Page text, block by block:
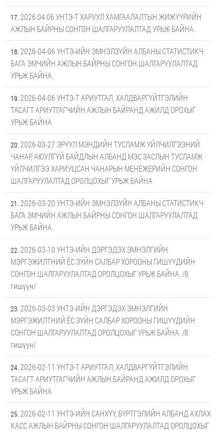
2026.04.06 УНТЭ-Т ХАРУУЛ ХАМГААЛАЛТЫН ЖИЖҮҮРИЙН
АЖЛЫН БАЙРНЫ СОНГОН ШАЛГАРУУЛАЛТАД УРЬЖ БАЙНА.
2026-04-06 УНТЭ-ИЙН ЭМНЭЛЗҮЙН АЛБАНЫ СТАТИСТИКЧ
БАГА ЭМЧИЙН АЖЛЫН БАЙРНЫ СОНГОН ШАЛГАРУУЛАЛТАД
УРЬЖ БАЙНА.
2026-04-06 УНТЭ-Т АРИУТГАЛ, ХАЛДВАРГҮЙТГЭЛИЙН
ТАСАГТ АРИУТГАГЧИЙН АЖЛЫН БАЙРАНД АЖИЛД ОРОХЫГ
УРЬЖ БАЙНА
2026-03-27 ЭРҮҮЛ МЭНДИЙН ТУСЛАМЖ ҮЙЛЧИЛГЭЭНИЙ
ЧАНАР, АЮУЛГҮЙ БАЙДЛЫН АЛБАНД МЭС ЗАСЛЫН ТУСЛАМЖ
ҮЙЛЧИЛГЭЭ ХАРИУЦСАН ЧАНАРЫН МЕНЕЖЕРИЙН СОНГОН
ШАЛГАРУУЛАЛТАД ОРОЛЦОХЫГ УРЬЖ БАЙНА
2026-03-20 УНТЭ-ИЙН ЭМНЭЛЗҮЙН АЛБАНЫ СТАТИСТИКЧ
БАГА ЭМЧИЙН АЖЛЫН БАЙРНЫ СОНГОН ШАЛГАРУУЛАЛТАД
УРЬЖ БАЙНА.
2026-03-10 УНТЭ-ИЙН ДЭРГЭДЭХ ЭМНЭЛГИЙН
МЭРГЭЖИЛТНИЙ ЁС ЗҮЙН САЛБАР ХОРООНЫ ГИШҮҮДИЙН
СОНГОН ШАЛГАРУУЛАЛТАД ОРОЛЦОХЫГ УРЬЖ БАЙНА. /8
гишүүн/
2026-03-03 УНТЭ-ИЙН ДЭРГЭДЭХ ЭМНЭЛГИЙН
МЭРГЭЖИЛТНИЙ ЁС ЗҮЙН САЛБАР ХОРООНЫ ГИШҮҮДИЙН
СОНГОН ШАЛГАРУУЛАЛТАД ОРОЛЦОХЫГ УРЬЖ БАЙНА. /8
гишүүн/
2026-02-11 УНТЭ-Т АРИУТГАЛ, ХАЛДВАРГҮЙТГЭЛИЙН
ТАСАГТ АРИУТГАГЧИЙН АЖЛЫН БАЙРАНД АЖИЛД ОРОХЫГ
УРЬЖ БАЙНА
2026-02-11 УНТЭ-ИЙН САНХҮҮ, БҮРТГЭЛИЙН АЛБАНД АХЛАХ
КАСС АЖЛЫН БАЙРНЫ СОНГОН ШАЛГАРУУЛАЛТАД ОРОЛЦОХЫГ